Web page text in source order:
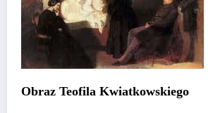
Obraz Teofila Kwiatkowskiego